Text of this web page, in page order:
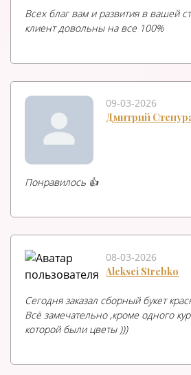
Всех благ вам и развития в вашей
клиент довольны на все 100%
09-03-2026
Дмитрий
Понравилось 👍
08-03-2026
Aleksei Strebko
Сегодня заказал сборный букет
Всё замечательно ,кроме одного
которой были цветы )))